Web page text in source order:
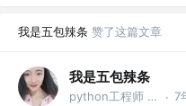
我是五包辣条 赞了这篇文章
我是五包辣条
python工程师 @百度 · 7